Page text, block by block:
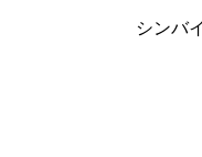
シンバ